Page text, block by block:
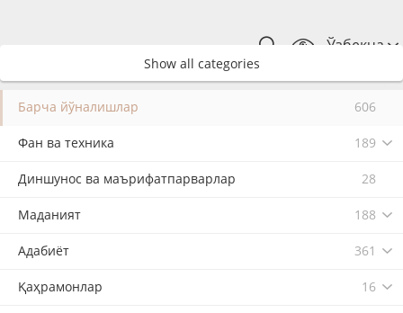
Ўзбекча
Show all categories
Барча йўналишлар 606
Фан ва техника 189
Диншунос ва маърифатпарварлар 28
Маданият 188
Адабиёт 361
Қаҳрамонлар 16